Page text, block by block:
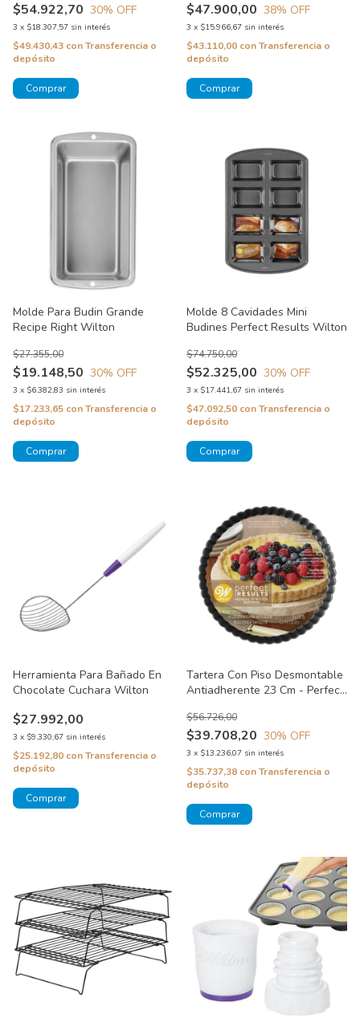
$54.922,70 30% OFF
3 x $18.307,57 sin interés
$49.430,43 conTransferencia o
depósito
$47.900,00 38% OFF
3 x $15.966,67 sin interés
$43.110,00 conTransferencia o
depósito
Molde Para Budin Grande
Recipe Right Wilton
$19.148,50
$27.355,00
30% OFF
3 x $6.382,83 sin interés
$17.233,65 conTransferencia o
depósito
Molde 8 Cavidades Mini
Budines Perfect Results Wilton
$52.325,00
$74.750,00
30% OFF
3 x $17.441,67 sin interés
$47.092,50 conTransferencia o
depósito
Herramienta Para Bañado En
Chocolate Cuchara Wilton
$27.992,00
3 x $9.330,67 sin interés
$25.192,80 conTransferencia o
depósito
Tartera Con Piso Desmontable
Antiadherente 23 Cm - Perfect
$39.708,20
$56.726,00
30% OFF
3 x $13.236,07 sin interés
$35.737,38 conTransferencia o
depósito